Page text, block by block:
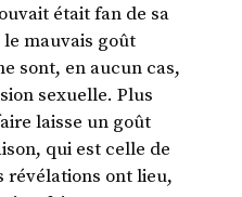
était fan de sa
mauvais goût
sont, en aucun cas,
sexuelle. Plus
laisse un goût
qui est celle de
révélations ont lieu,